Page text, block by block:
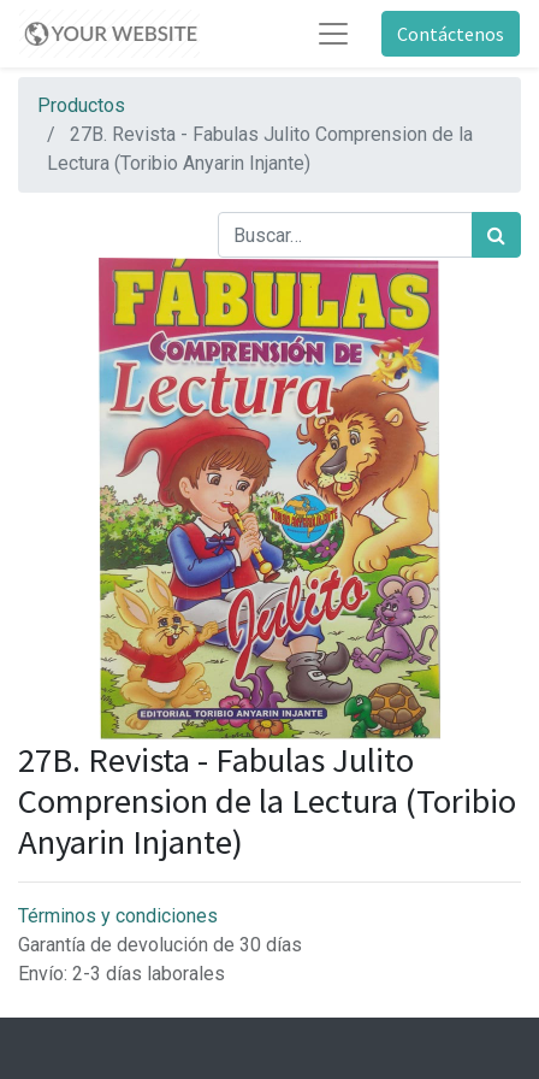
Contáctenos
Productos
27B. Revista - Fabulas Julito Comprension de la
Lectura (Toribio Anyarin Injante)
27B. Revista - Fabulas Julito
Comprension de la Lectura (Toribio
Anyarin Injante)
Términos y condiciones
Garantía de devolución de 30 días
Envío: 2-3 días laborales